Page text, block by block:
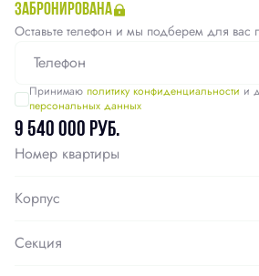
забронирована
Оставьте телефон и мы подберем для вас
Принимаю политику конфиденциальности и
персональных данных
9 540 000 руб.
Номер квартиры
Корпус
Секция